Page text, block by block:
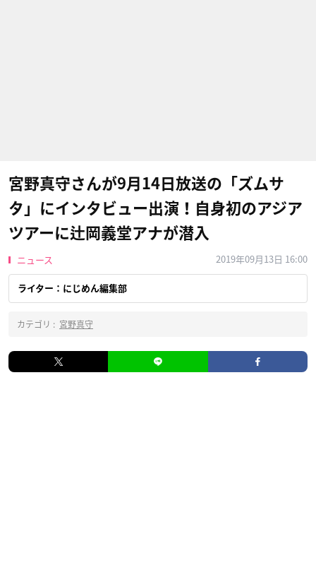
宮野真守さんが9月14日放送の「ズムサ
タ」にインタビュー出演！自身初のアジア
ツアーに辻岡義堂アナが潜入
ニュース 2019年09月13日 16:00
ライター：にじめん編集部
カテゴリ : 宮野真守